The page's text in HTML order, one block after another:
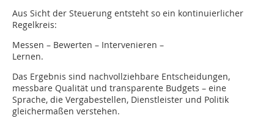
Aus Sicht der Steuerung entsteht so ein kontinuierlicher
Regelkreis:
Messen – Bewerten – Intervenieren –
Lernen.
Das Ergebnis sind nachvollzieh­bare Entscheidungen,
messbare Qualität und transparente Budgets – eine
Sprache, die Vergabestellen, Dienstleister und Politik
gleichermaßen verstehen.